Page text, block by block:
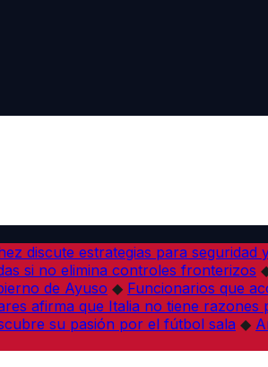
discute estrategias para seguridad
si no elimina controles fronterizos
de Ayuso ◆ Funcionarios que
afirma que Italia no tiene
su pasión por el fútbol sala ◆